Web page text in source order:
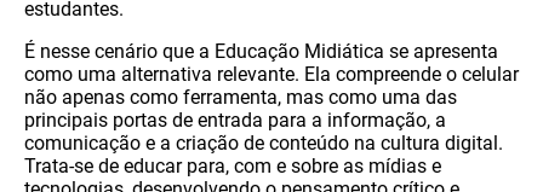
estudantes.
É nesse cenário que a Educação Midiática se apresenta
como uma alternativa relevante. Ela compreende o celular
não apenas como ferramenta, mas como uma das
principais portas de entrada para a informação, a
comunicação e a criação de conteúdo na cultura digital.
Trata-se de educar para, com e sobre as mídias e